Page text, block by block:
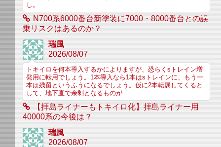
し。
N700系6000番台新塗装に7000・8000番台との誤
乗リスクはあるのか？
瑞風
2026/08/07
トキイロを何本導入するかによりますが、恐らくsトレイン増
発用に転用でしょう。1本導入なら1本はsトレインに、もう一
本は残留というふうになるでしょう。仮に2本転属してくると
して、地下直で余剰となるものが...
【拝島ライナーもトキイロ化】拝島ライナー用
40000系の今後は？
瑞風
2026/08/07